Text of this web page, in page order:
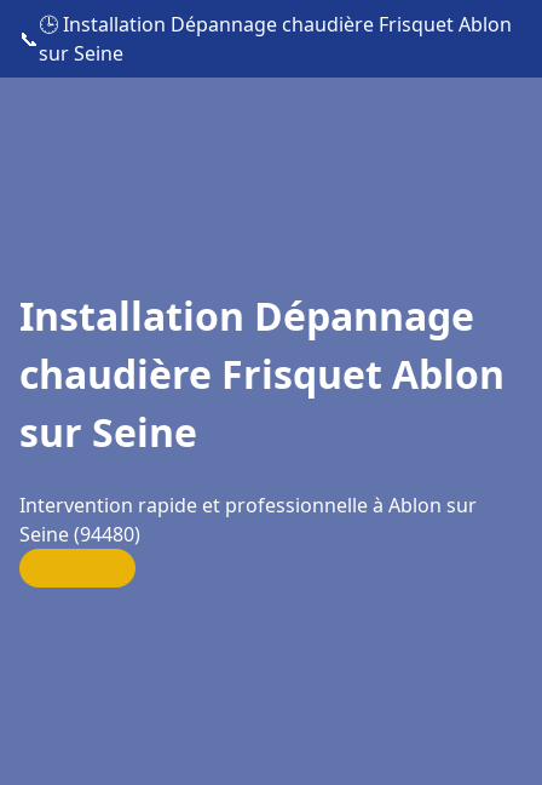
📞
🕒 Installation Dépannage chaudière Frisquet Ablon
sur Seine
Installation Dépannage
chaudière Frisquet Ablon
sur Seine
Intervention rapide et professionnelle à Ablon sur
Seine (94480)